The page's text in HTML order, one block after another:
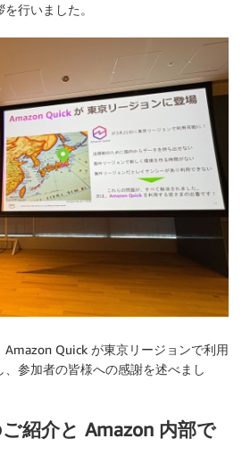
行いました。
Quick が東京リージョンで利用
参加者の皆様への感謝を述べまし
紹介と Amazon 内部で